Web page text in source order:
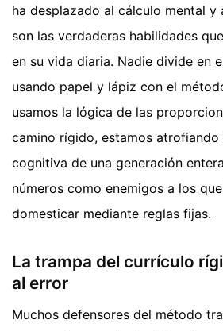
ha desplazado al cálculo mental y
son las verdaderas habilidades
en su vida diaria. Nadie divide en
usando papel y lápiz con el
usamos la lógica de las
camino rígido, estamos
cognitiva de una generación
números como enemigos a los
domesticar mediante reglas fijas.
La trampa del currículo
al error
Muchos defensores del método